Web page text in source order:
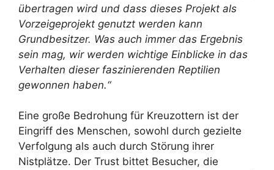
übertragen wird und dass dieses Projekt als
Vorzeigeprojekt genutzt werden kann
Grundbesitzer. Was auch immer das Ergebnis
sein mag, wir werden wichtige Einblicke in das
Verhalten dieser faszinierenden Reptilien
gewonnen haben.“
Eine große Bedrohung für Kreuzottern ist der
Eingriff des Menschen, sowohl durch gezielte
Verfolgung als auch durch Störung ihrer
Nistplätze. Der Trust bittet Besucher, die